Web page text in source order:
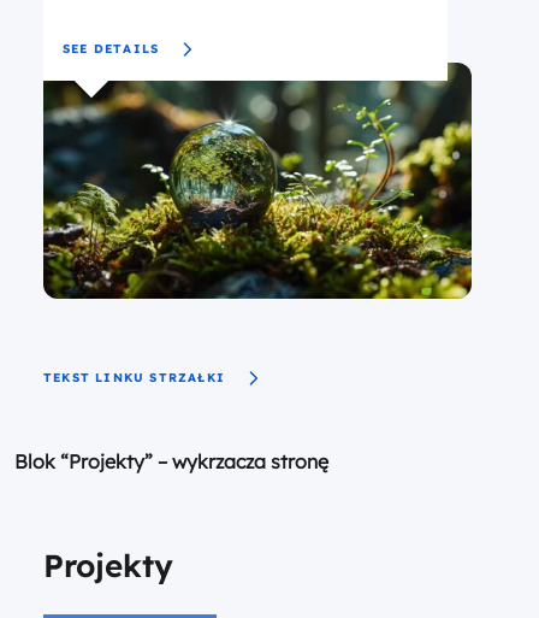
SEE DETAILS
TEKST LINKU STRZAŁKI
Blok “Projekty” – wykrzacza stronę
Projekty